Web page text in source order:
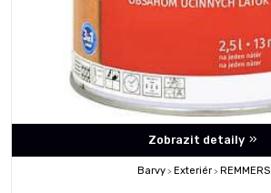
Zobrazit detaily
Barvy> Exteriér> REMMERS